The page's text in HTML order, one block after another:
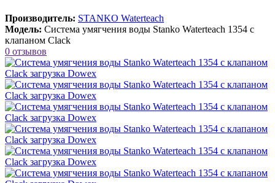
Производитель: STANKO Waterteach
Модель: Система умягчения воды Stanko Waterteach 1354 с
клапаном Clack
0 отзывов